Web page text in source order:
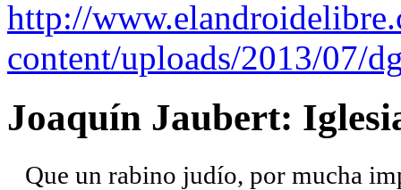
http://
content/uploads/2013/07/
Joaquín Jaubert:
Que un rabino judío, por mucha